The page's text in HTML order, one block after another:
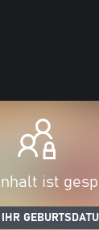
ist